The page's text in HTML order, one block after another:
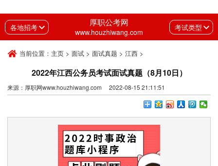
各地招考 厚职公考网
www.houzhiwang.com 考试类型
当前位置： 主页 > 面试 > 面试真题 > 江西 >
2022年江西公务员考试面试真题（8月10日）
来源：厚职网www.houzhiwang.com 2022-08-15 21:11:51